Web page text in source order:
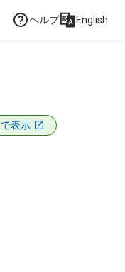
ヘルプ English
表示